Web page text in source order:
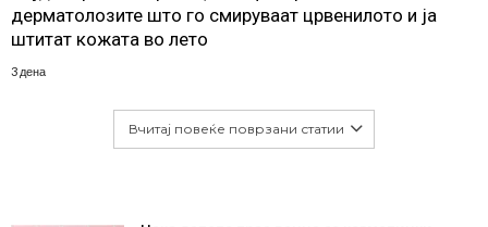
дерматолозите што го смируваат црвенилото и ја
штитат кожата во лето
3 дена
Вчитај повеќе поврзани статии